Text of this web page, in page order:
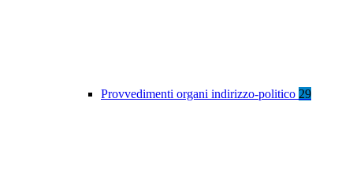
Provvedimenti organi indirizzo-politico 29